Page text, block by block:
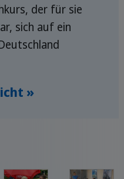
der für sie
sich auf ein
»